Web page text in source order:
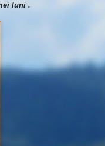
luni .